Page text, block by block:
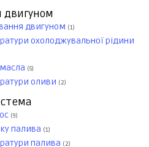
двигуном
двигуном (1)
охолоджувальної рідини
(5)
оливи (2)
(9)
палива (1)
палива (2)